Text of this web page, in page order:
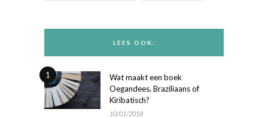
LEES OOK:
1
Wat maakt een boek
Oegandees, Braziliaans of
Kiribatisch?
10/01/2018